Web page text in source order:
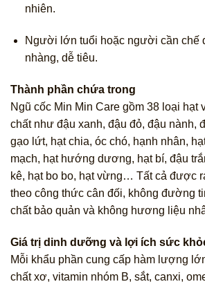
nhiên.
Người lớn tuổi hoặc người cần chế
nhàng, dễ tiêu.
Thành phần chứa trong
Ngũ cốc Min Min Care gồm 38 loại hạt
chất như đậu xanh, đậu đỏ, đậu nành,
gạo lứt, hạt chia, óc chó, hạnh nhân,
mạch, hạt hướng dương, hạt bí, đậu
kê, hạt bo bo, hạt vừng… Tất cả được
theo công thức cân đối, không đường
chất bảo quản và không hương liệu
Giá trị dinh dưỡng và lợi ích sức
Mỗi khẩu phần cung cấp hàm lượng
chất xơ, vitamin nhóm B, sắt, canxi,